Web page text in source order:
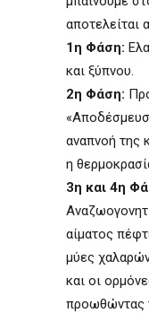
αποτελείται
1η Φάση:
και ξύπνου.
2η Φάση:
αναπνοή της
η
3η και 4η
αίματος
μύες
και οι
προωθώντας